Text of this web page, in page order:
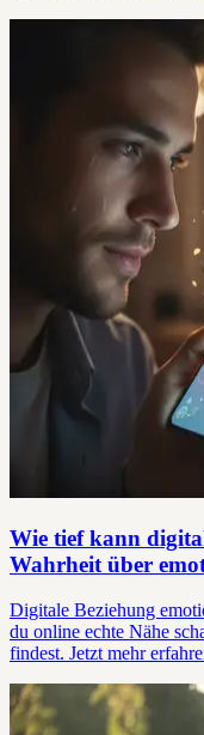
Wie tief kann
Wahrheit über
Digitale Beziehung
du online echte Nähe
findest. Jetzt mehr